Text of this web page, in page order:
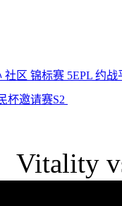
社区 锦标赛 5EPL 约战
杯邀请赛S2
Vitality